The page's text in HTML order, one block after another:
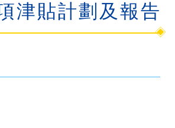
津貼計劃及報告